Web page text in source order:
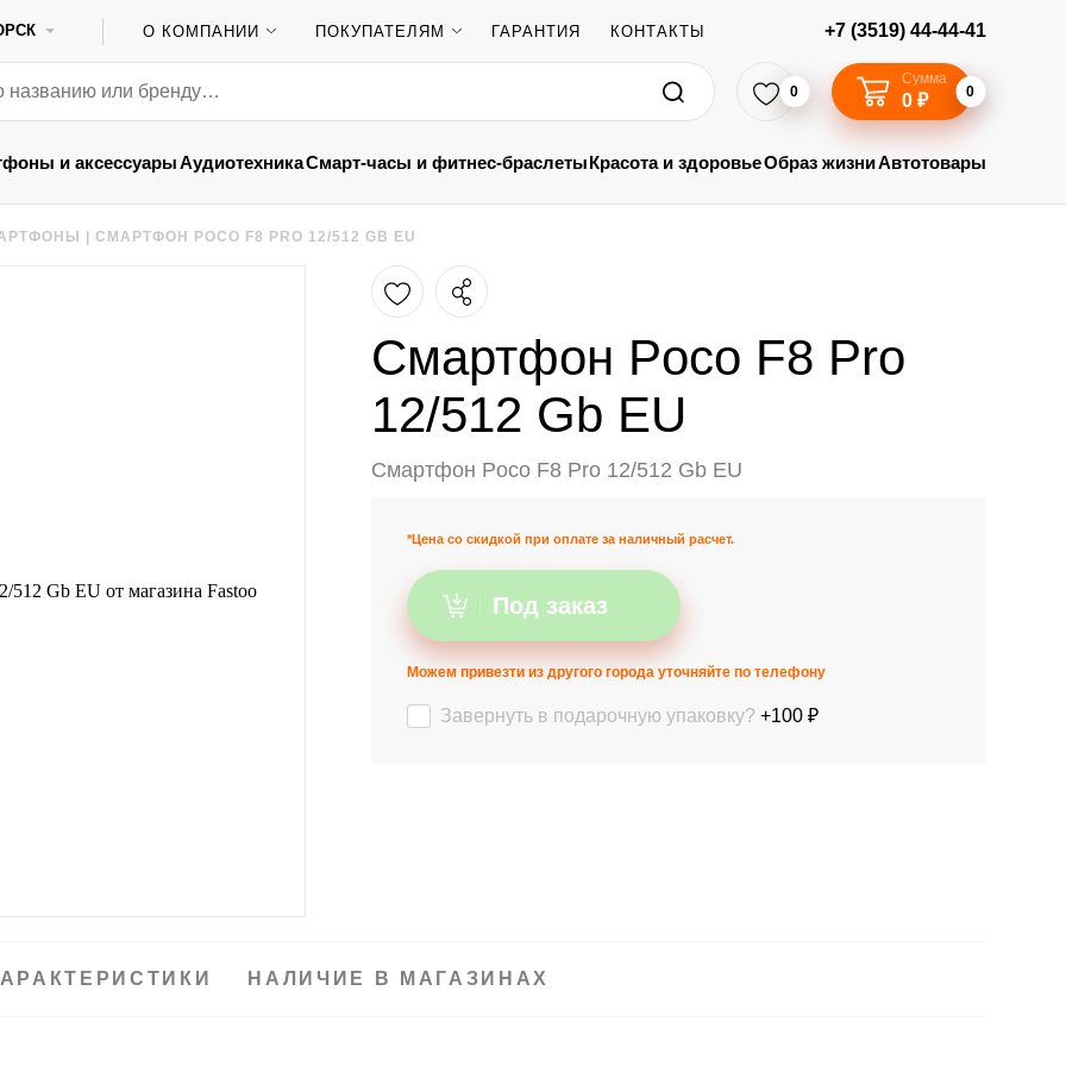
О КОМПАНИИ ПОКУПАТЕЛЯМ ГАРАНТИЯ КОНТАКТЫ +7 (3519) 44-44-41
0
Сумма
0 ₽ 0
и аксессуарыАудиотехникаСмарт-часы и фитнес-браслетыКрасота и здоровьеОбраз жизниАвтотовары
|СМАРТФОН POCO F8 PRO 12/512 GB EU
Смартфон Poco F8 Pro
12/512 Gb EU
Смартфон Poco F8 Pro 12/512 Gb EU
*Цена со скидкой при оплате за наличный расчет.
Под заказ
Можем привезти из другого города уточняйте по телефону
Завернуть в подарочную упаковку? +100 ₽
НАЛИЧИЕ В МАГАЗИНАХ